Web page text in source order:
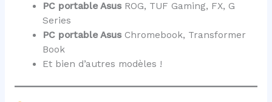
PC portable Asus ROG, TUF Gaming, FX, G
Series
PC portable Asus Chromebook, Transformer
Book
Et bien d’autres modèles !